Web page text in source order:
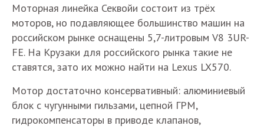
Моторная линейка Секвойи состоит из трёх
моторов, но подавляющее большинство машин на
российском рынке оснащены 5,7-литровым V8 3UR-
FE. На Крузаки для российского рынка такие не
ставятся, зато их можно найти на Lexus LX570.
Мотор достаточно консервативный: алюминиевый
блок с чугунными гильзами, цепной ГРМ,
гидрокомпенсаторы в приводе клапанов,